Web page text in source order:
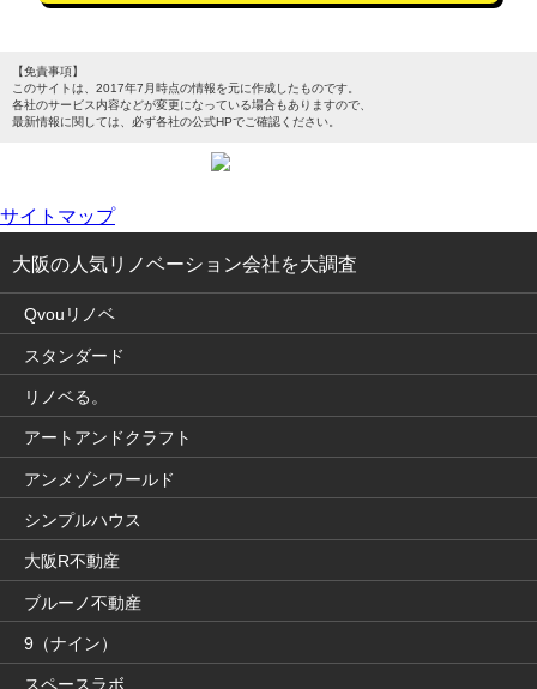
【免責事項】
このサイトは、2017年7月時点の情報を元に作成したものです。
各社のサービス内容などが変更になっている場合もありますので、
最新情報に関しては、必ず各社の公式HPでご確認ください。
サイトマップ
大阪の人気リノベーション会社を大調査
Qvouリノベ
スタンダード
リノベる。
アートアンドクラフト
アンメゾンワールド
シンプルハウス
大阪R不動産
ブルーノ不動産
9（ナイン）
スペースラボ